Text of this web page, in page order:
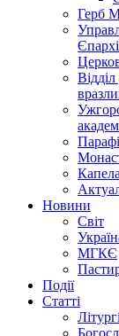
Герб
Новини
Світ
МГКЄ
Події
Статті